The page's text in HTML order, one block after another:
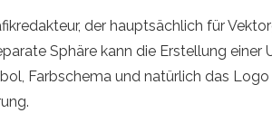
der hauptsächlich für
Sphäre kann die Erstellung
Farbschema und natürlich das